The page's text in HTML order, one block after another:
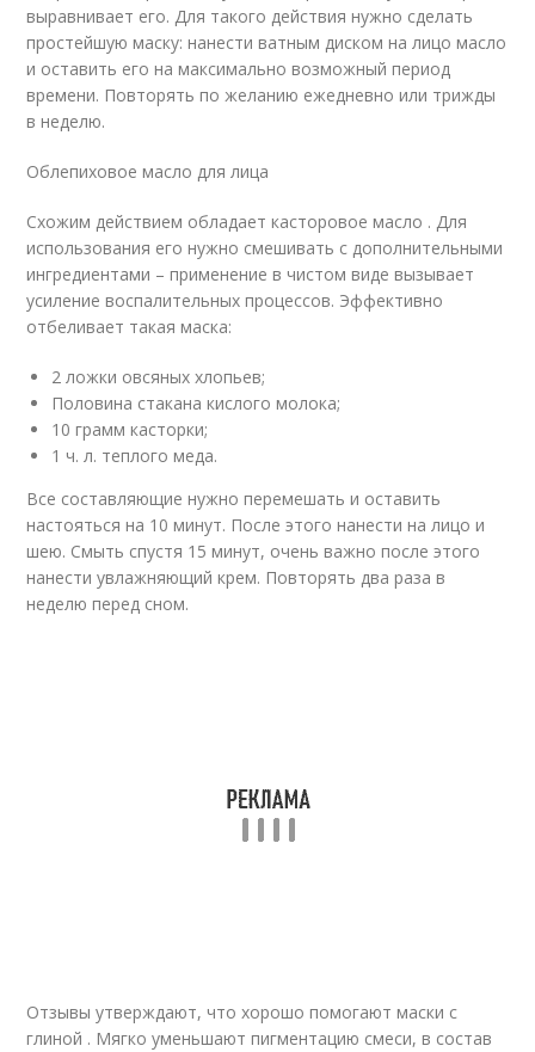
выравнивает его. Для такого действия нужно сделать
простейшую маску: нанести ватным диском на лицо масло
и оставить его на максимально возможный период
времени. Повторять по желанию ежедневно или трижды
в неделю.
Облепиховое масло для лица
Схожим действием обладает касторовое масло . Для
использования его нужно смешивать с дополнительными
ингредиентами – применение в чистом виде вызывает
усиление воспалительных процессов. Эффективно
отбеливает такая маска:
2 ложки овсяных хлопьев;
Половина стакана кислого молока;
10 грамм касторки;
1 ч. л. теплого меда.
Все составляющие нужно перемешать и оставить
настояться на 10 минут. После этого нанести на лицо и
шею. Смыть спустя 15 минут, очень важно после этого
нанести увлажняющий крем. Повторять два раза в
неделю перед сном.
Отзывы утверждают, что хорошо помогают маски с
глиной . Мягко уменьшают пигментацию смеси, в состав